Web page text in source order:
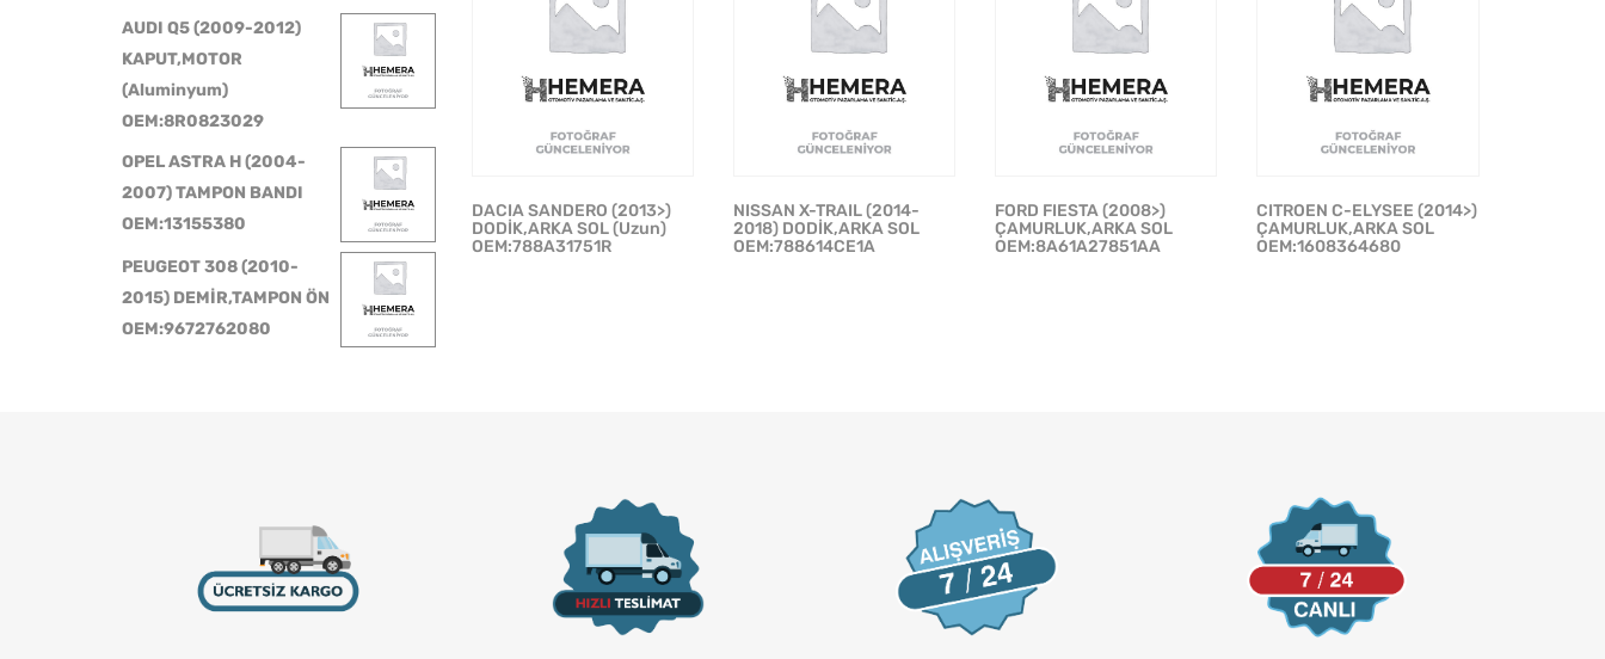
AUDI Q5 (2009-2012)
KAPUT,MOTOR
(Aluminyum)
OEM:8R0823029
OPEL ASTRA H (2004-
2007) TAMPON BANDI
OEM:13155380
PEUGEOT 308 (2010-
2015) DEMİR,TAMPON ÖN
OEM:9672762080
DACIA SANDERO (2013>)
DODİK,ARKA SOL (Uzun)
OEM:788A31751R
NISSAN X-TRAIL (2014-
2018) DODİK,ARKA SOL
OEM:788614CE1A
FORD FIESTA (2008>)
ÇAMURLUK,ARKA SOL
OEM:8A61A27851AA
CITROEN C-ELYSEE (2014>)
ÇAMURLUK,ARKA SOL
OEM:1608364680